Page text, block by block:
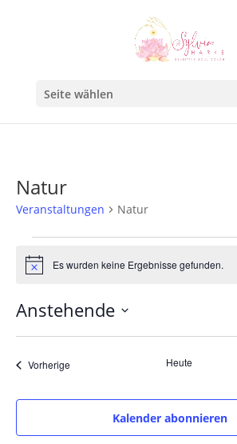
Seite wählen
Natur
Veranstaltungen Natur
HinweisEs wurden keine Ergebnisse gefunden.
Anstehende
Datum
wählen.
VorherigeVeranstaltungen Heute
Kalender abonnieren